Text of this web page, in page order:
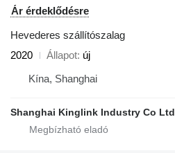
Ár érdeklődésre
Hevederes szállítószalag
2020
Állapot új
Kína, Shanghai
Shanghai Kinglink Industry Co Ltd